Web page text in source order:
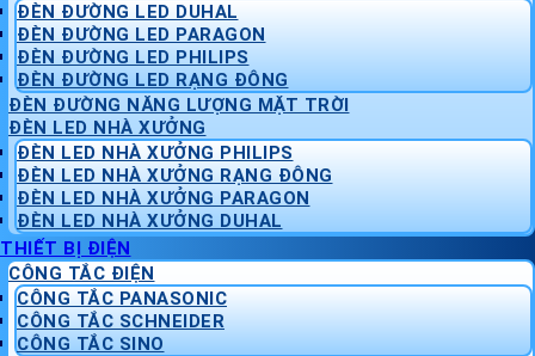
ĐÈN ĐƯỜNG LED DUHAL
ĐÈN ĐƯỜNG LED PARAGON
ĐÈN ĐƯỜNG LED PHILIPS
ĐÈN ĐƯỜNG LED RẠNG ĐÔNG
ĐÈN ĐƯỜNG NĂNG LƯỢNG MẶT TRỜI
ĐÈN LED NHÀ XƯỞNG
ĐÈN LED NHÀ XƯỞNG PHILIPS
ĐÈN LED NHÀ XƯỞNG RẠNG ĐÔNG
ĐÈN LED NHÀ XƯỞNG PARAGON
ĐÈN LED NHÀ XƯỞNG DUHAL
THIẾT BỊ ĐIỆN
CÔNG TẮC ĐIỆN
CÔNG TẮC PANASONIC
CÔNG TẮC SCHNEIDER
CÔNG TẮC SINO